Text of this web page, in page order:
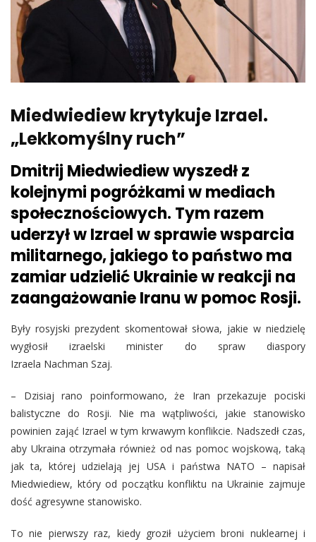
Miedwiediew krytykuje Izrael.
„Lekkomyślny ruch”
Dmitrij Miedwiediew wyszedł z
kolejnymi pogróżkami w mediach
społecznościowych. Tym razem
uderzył w Izrael w sprawie wsparcia
militarnego, jakiego to państwo ma
zamiar udzielić Ukrainie w reakcji na
zaangażowanie Iranu w pomoc Rosji.
Były rosyjski prezydent skomentował słowa, jakie w niedzielę
wygłosił izraelski minister do spraw diaspory
Izraela Nachman Szaj.
– Dzisiaj rano poinformowano, że Iran przekazuje pociski
balistyczne do Rosji. Nie ma wątpliwości, jakie stanowisko
powinien zająć Izrael w tym krwawym konflikcie. Nadszedł czas,
aby Ukraina otrzymała również od nas pomoc wojskową, taką
jak ta, której udzielają jej USA i państwa NATO – napisał
Miedwiediew, który od początku konfliktu na Ukrainie zajmuje
dość agresywne stanowisko.
To nie pierwszy raz, kiedy groził użyciem broni nuklearnej i